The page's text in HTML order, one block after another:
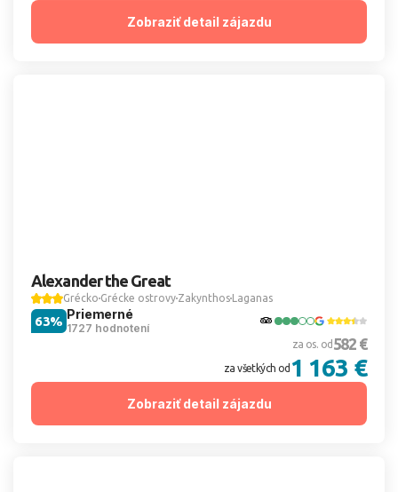
Zobraziť detail zájazdu
Alexander the Great
Grécko Grécke ostrovy Zakynthos Laganas
Priemerné
1727 hodnotení
63%
za os. od 582 €
za všetkých od 1 163 €
Zobraziť detail zájazdu